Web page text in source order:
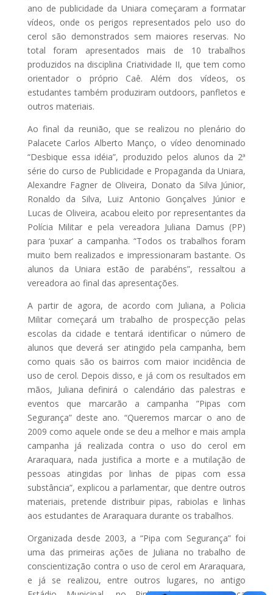
ano de publicidade da Uniara começaram a formatar
vídeos, onde os perigos representados pelo uso do
cerol são demonstrados sem maiores reservas. No
total foram apresentados mais de 10 trabalhos
produzidos na disciplina Criatividade II, que tem como
orientador o próprio Caê. Além dos vídeos, os
estudantes também produziram outdoors, panfletos e
outros materiais.
Ao final da reunião, que se realizou no plenário do
Palacete Carlos Alberto Manço, o vídeo denominado
“Desbique essa idéia”, produzido pelos alunos da 2ª
série do curso de Publicidade e Propaganda da Uniara,
Alexandre Fagner de Oliveira, Donato da Silva Júnior,
Ronaldo da Silva, Luiz Antonio Gonçalves Júnior e
Lucas de Oliveira, acabou eleito por representantes da
Polícia Militar e pela vereadora Juliana Damus (PP)
para ‘puxar’ a campanha. “Todos os trabalhos foram
muito bem realizados e impressionaram bastante. Os
alunos da Uniara estão de parabéns”, ressaltou a
vereadora ao final das apresentações.
A partir de agora, de acordo com Juliana, a Policia
Militar começará um trabalho de prospecção pelas
escolas da cidade e tentará identificar o número de
alunos que deverá ser atingido pela campanha, bem
como quais são os bairros com maior incidência de
uso de cerol. Depois disso, e já com os resultados em
mãos, Juliana definirá o calendário das palestras e
eventos que marcarão a campanha ”Pipas com
Segurança” deste ano. “Queremos marcar o ano de
2009 como aquele onde se deu a melhor e mais ampla
campanha já realizada contra o uso do cerol em
Araraquara, nada justifica a morte e a mutilação de
pessoas atingidas por linhas de pipas com essa
substância”, explicou a parlamentar, que dentre outros
materiais, pretende distribuir pipas, rabiolas e linhas
aos estudantes de Araraquara durante os trabalhos.
Organizada desde 2003, a “Pipa com Segurança” foi
uma das primeiras ações de Juliana no trabalho de
conscientização contra o uso de cerol em Araraquara,
e já se realizou, entre outros lugares, no antigo